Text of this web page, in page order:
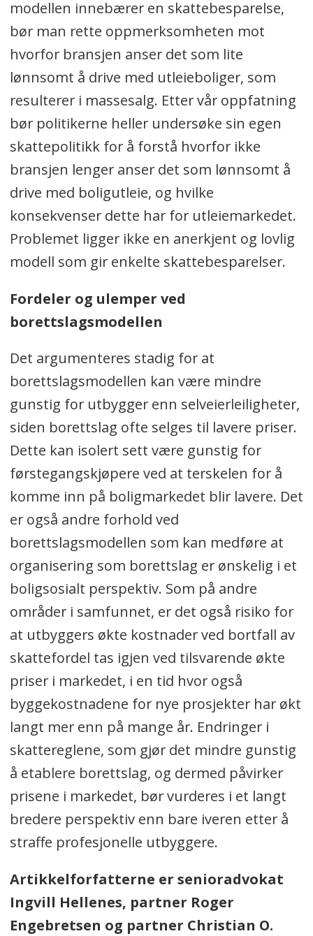
modellen innebærer en skattebesparelse,
bør man rette oppmerksomheten mot
hvorfor bransjen anser det som lite
lønnsomt å drive med utleieboliger, som
resulterer i massesalg. Etter vår oppfatning
bør politikerne heller undersøke sin egen
skattepolitikk for å forstå hvorfor ikke
bransjen lenger anser det som lønnsomt å
drive med boligutleie, og hvilke
konsekvenser dette har for utleiemarkedet.
Problemet ligger ikke en anerkjent og lovlig
modell som gir enkelte skattebesparelser.
Fordeler og ulemper ved
borettslagsmodellen
Det argumenteres stadig for at
borettslagsmodellen kan være mindre
gunstig for utbygger enn selveierleiligheter,
siden borettslag ofte selges til lavere priser.
Dette kan isolert sett være gunstig for
førstegangskjøpere ved at terskelen for å
komme inn på boligmarkedet blir lavere. Det
er også andre forhold ved
borettslagsmodellen som kan medføre at
organisering som borettslag er ønskelig i et
boligsosialt perspektiv. Som på andre
områder i samfunnet, er det også risiko for
at utbyggers økte kostnader ved bortfall av
skattefordel tas igjen ved tilsvarende økte
priser i markedet, i en tid hvor også
byggekostnadene for nye prosjekter har økt
langt mer enn på mange år. Endringer i
skattereglene, som gjør det mindre gunstig
å etablere borettslag, og dermed påvirker
prisene i markedet, bør vurderes i et langt
bredere perspektiv enn bare iveren etter å
straffe profesjonelle utbyggere.
Artikkelforfatterne er senioradvokat
Ingvill Hellenes, partner Roger
Engebretsen og partner Christian O.